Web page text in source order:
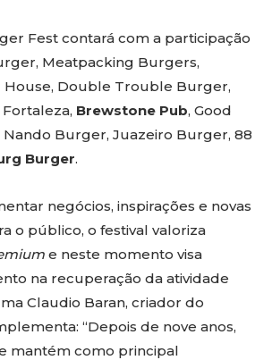
Fest contará com a participação
Meatpacking Burgers,
Double Trouble Burger,
Brewstone Pub, Good
Burger, Juazeiro Burger, 88
Burger.
negócios, inspirações e novas
o público, o festival valoriza
e neste momento visa
na recuperação da atividade
Claudio Baran, criador do
“Depois de nove anos,
mantém como principal